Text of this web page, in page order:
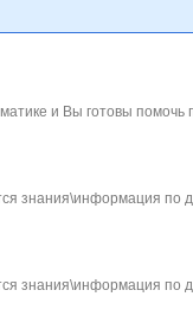
и Вы готовы помочь
знания\информация по
знания\информация по